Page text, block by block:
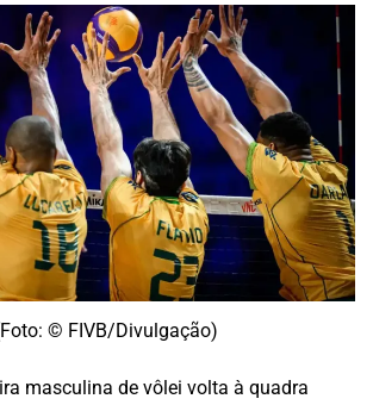
© FIVB/Divulgação)
masculina de vôlei volta à quadra